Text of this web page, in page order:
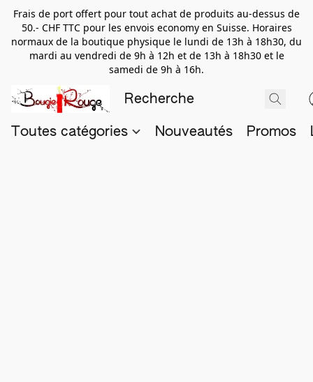
Frais de port offert pour tout achat de produits au-dessus de
50.- CHF TTC pour les envois economy en Suisse. Horaires
normaux de la boutique physique le lundi de 13h à 18h30, du
mardi au vendredi de 9h à 12h et de 13h à 18h30 et le
samedi de 9h à 16h.
Toutes catégories Nouveautés Promos